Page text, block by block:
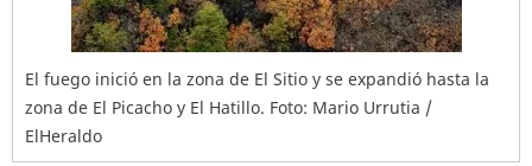
El fuego inició en la zona de El Sitio y se expandió hasta la
zona de El Picacho y El Hatillo. Foto: Mario Urrutia /
ElHeraldo